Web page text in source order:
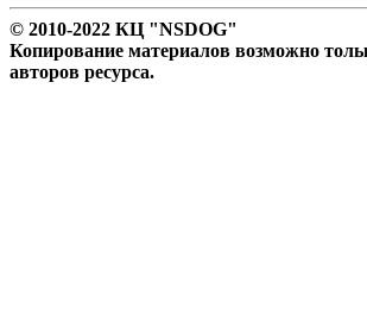
© 2010-2022 КЦ "NSDOG"
Копирование материалов возможно
авторов ресурса.